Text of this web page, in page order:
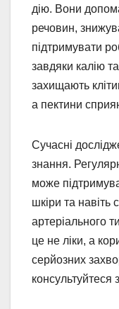
дію. Вони
речовин,
підтримувати
завдяки калію
захищають
а пектини
Сучасні
знання.
може
шкіри та
артеріального
це не ліки, а
серйозних
консультуйтеся